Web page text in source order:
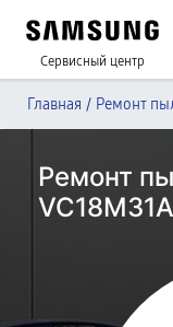
Сервисный центр
Главная / Ремонт
Ремонт